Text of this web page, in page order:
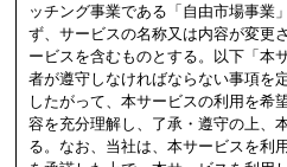
ッチング事業である「自由市場事業
ず、サービスの名称又は内容が変更
ービスを含むものとする。以下「本
者が遵守しなければならない事項を
したがって、本サービスの利用を希
容を充分理解し、了承・遵守の上、
る。なお、当社は、本サービスを利